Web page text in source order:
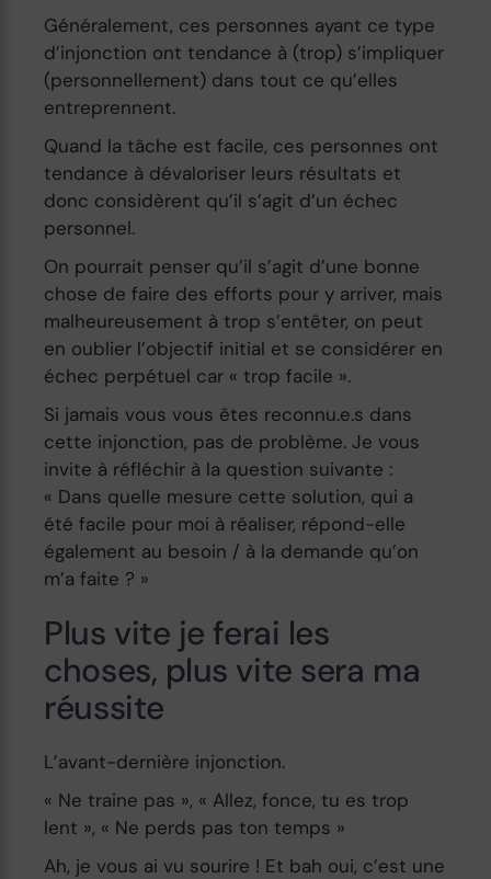
Généralement, ces personnes ayant ce type
d’injonction ont tendance à (trop) s’impliquer
(personnellement) dans tout ce qu’elles
entreprennent.
Quand la tâche est facile, ces personnes ont
tendance à dévaloriser leurs résultats et
donc considèrent qu’il s’agit d’un échec
personnel.
On pourrait penser qu’il s’agit d’une bonne
chose de faire des efforts pour y arriver, mais
malheureusement à trop s’entêter, on peut
en oublier l’objectif initial et se considérer en
échec perpétuel car « trop facile ».
Si jamais vous vous êtes reconnu.e.s dans
cette injonction, pas de problème. Je vous
invite à réfléchir à la question suivante :
« Dans quelle mesure cette solution, qui a
été facile pour moi à réaliser, répond-elle
également au besoin / à la demande qu’on
m’a faite ? »
Plus vite je ferai les
choses, plus vite sera ma
réussite
L’avant-dernière injonction.
« Ne traine pas », « Allez, fonce, tu es trop
lent », « Ne perds pas ton temps »
Ah, je vous ai vu sourire ! Et bah oui, c’est une